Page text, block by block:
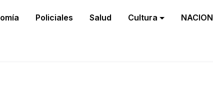
Policiales Salud Cultura NACION